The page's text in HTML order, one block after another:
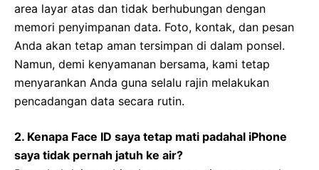
area layar atas dan tidak berhubungan dengan
memori penyimpanan data. Foto, kontak, dan pesan
Anda akan tetap aman tersimpan di dalam ponsel.
Namun, demi kenyamanan bersama, kami tetap
menyarankan Anda guna selalu rajin melakukan
pencadangan data secara rutin.
2. Kenapa Face ID saya tetap mati padahal iPhone
saya tidak pernah jatuh ke air?